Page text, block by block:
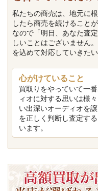
私たちの商売は、地元に
したら商売を続けること
なので「明日、あなた査
しいことはございません
を込めて対応していきた
心がけていること
買取りをやっていて一
ィオに対する思いは様
い出深いオーディオを
を正しく判断し査定す
います。